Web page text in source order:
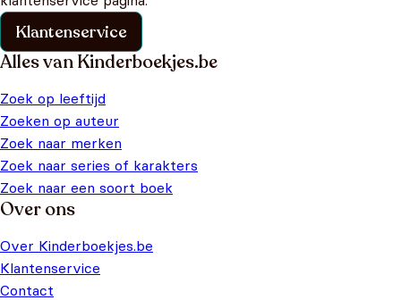
Klantenservice
Alles van Kinderboekjes.be
Zoek op leeftijd
Zoeken op auteur
Zoek naar merken
Zoek naar series of karakters
Zoek naar een soort boek
Over ons
Over Kinderboekjes.be
Klantenservice
Contact